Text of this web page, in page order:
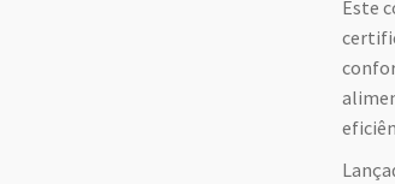
Este